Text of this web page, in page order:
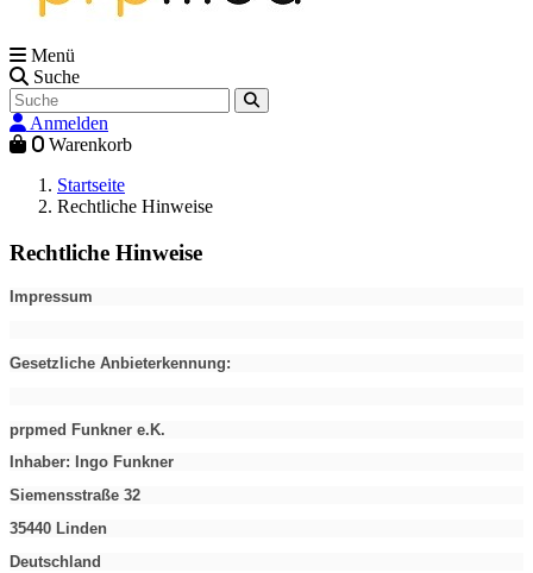
Menü
Suche
Anmelden
0 Warenkorb
Startseite
Rechtliche Hinweise
Rechtliche Hinweise
Impressum
Gesetzliche Anbieterkennung:
prpmed Funkner e.K.
Inhaber: Ingo Funkner
Siemensstraße 32
35440 Linden
Deutschland